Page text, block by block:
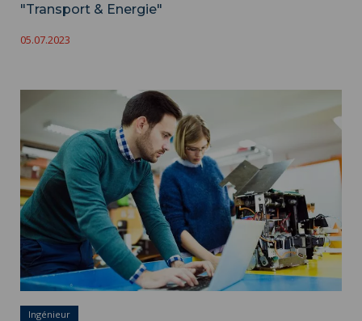
"Transport & Energie"
05.07.2023
Nos diplômes d'ingénieurs ">
Ingénieur